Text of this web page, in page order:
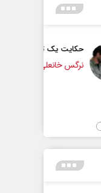
و دو زندگی
- روزنامه‌نگار